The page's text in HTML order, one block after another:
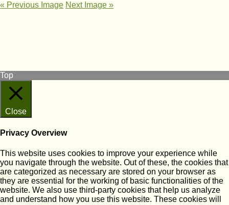
« Previous Image Next Image »
Top
Close
Privacy Overview
This website uses cookies to improve your experience while
you navigate through the website. Out of these, the cookies that
are categorized as necessary are stored on your browser as
they are essential for the working of basic functionalities of the
website. We also use third-party cookies that help us analyze
and understand how you use this website. These cookies will